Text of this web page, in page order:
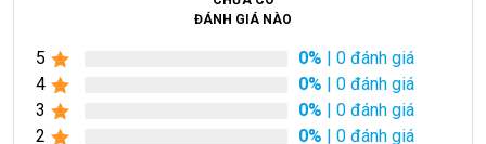
ĐÁNH GIÁ NÀO
5 0% | 0 đánh giá
4
0% | 0 đánh giá
3
0% | 0 đánh giá
2
0% | 0 đánh giá